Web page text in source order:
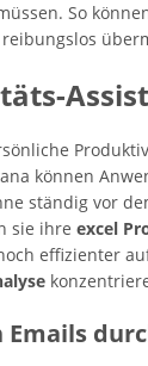
So
reibungslos
können
ständig vor
sie ihre excel
effizienter
Emails